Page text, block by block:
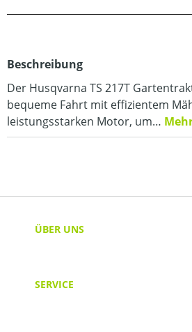
Beschreibung
Der Husqvarna TS 217T
bequeme Fahrt mit effizientem
leistungsstarken Motor, um…
ÜBER UNS
SERVICE